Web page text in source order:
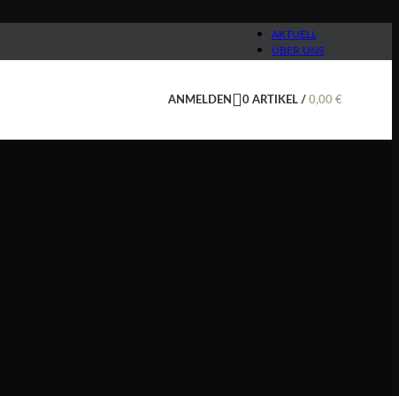
AKTUELL
ÜBER UNS
ANMELDEN 0 ARTIKEL / 0,00 €